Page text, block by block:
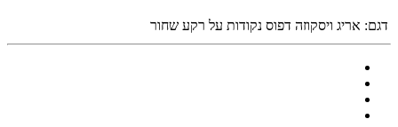
דגם: אריג ויסקוזה דפוס נקודות על רקע שחור